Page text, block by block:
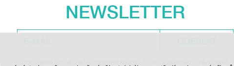
NEWSLETTER